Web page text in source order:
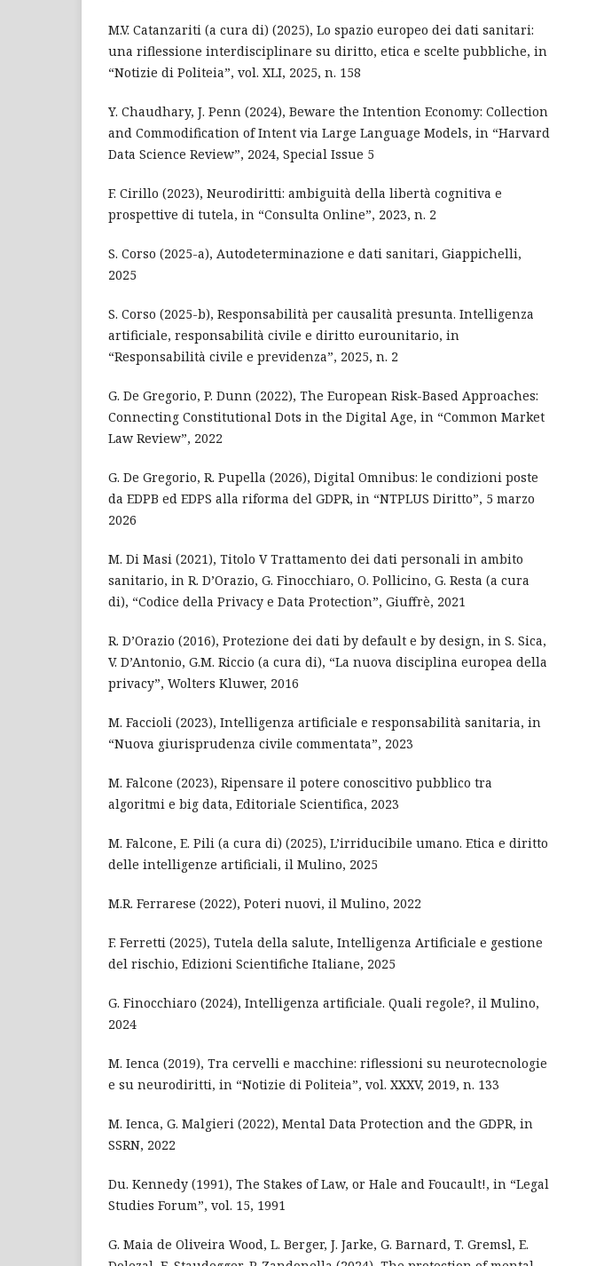
M.V. Catanzariti (a cura di) (2025), Lo spazio europeo dei dati sanitari:
una riflessione interdisciplinare su diritto, etica e scelte pubbliche, in
“Notizie di Politeia”, vol. XLI, 2025, n. 158
Y. Chaudhary, J. Penn (2024), Beware the Intention Economy: Collection
and Commodification of Intent via Large Language Models, in “Harvard
Data Science Review”, 2024, Special Issue 5
F. Cirillo (2023), Neurodiritti: ambiguità della libertà cognitiva e
prospettive di tutela, in “Consulta Online”, 2023, n. 2
S. Corso (2025-a), Autodeterminazione e dati sanitari, Giappichelli,
2025
S. Corso (2025-b), Responsabilità per causalità presunta. Intelligenza
artificiale, responsabilità civile e diritto eurounitario, in
“Responsabilità civile e previdenza”, 2025, n. 2
G. De Gregorio, P. Dunn (2022), The European Risk-Based Approaches:
Connecting Constitutional Dots in the Digital Age, in “Common Market
Law Review”, 2022
G. De Gregorio, R. Pupella (2026), Digital Omnibus: le condizioni poste
da EDPB ed EDPS alla riforma del GDPR, in “NTPLUS Diritto”, 5 marzo
2026
M. Di Masi (2021), Titolo V Trattamento dei dati personali in ambito
sanitario, in R. D’Orazio, G. Finocchiaro, O. Pollicino, G. Resta (a cura
di), “Codice della Privacy e Data Protection”, Giuffrè, 2021
R. D’Orazio (2016), Protezione dei dati by default e by design, in S. Sica,
V. D’Antonio, G.M. Riccio (a cura di), “La nuova disciplina europea della
privacy”, Wolters Kluwer, 2016
M. Faccioli (2023), Intelligenza artificiale e responsabilità sanitaria, in
“Nuova giurisprudenza civile commentata”, 2023
M. Falcone (2023), Ripensare il potere conoscitivo pubblico tra
algoritmi e big data, Editoriale Scientifica, 2023
M. Falcone, E. Pili (a cura di) (2025), L’irriducibile umano. Etica e diritto
delle intelligenze artificiali, il Mulino, 2025
M.R. Ferrarese (2022), Poteri nuovi, il Mulino, 2022
F. Ferretti (2025), Tutela della salute, Intelligenza Artificiale e gestione
del rischio, Edizioni Scientifiche Italiane, 2025
G. Finocchiaro (2024), Intelligenza artificiale. Quali regole?, il Mulino,
2024
M. Ienca (2019), Tra cervelli e macchine: riflessioni su neurotecnologie
e su neurodiritti, in “Notizie di Politeia”, vol. XXXV, 2019, n. 133
M. Ienca, G. Malgieri (2022), Mental Data Protection and the GDPR, in
SSRN, 2022
Du. Kennedy (1991), The Stakes of Law, or Hale and Foucault!, in “Legal
Studies Forum”, vol. 15, 1991
G. Maia de Oliveira Wood, L. Berger, J. Jarke, G. Barnard, T. Gremsl, E.